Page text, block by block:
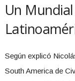
Un
Según explicó
South America de